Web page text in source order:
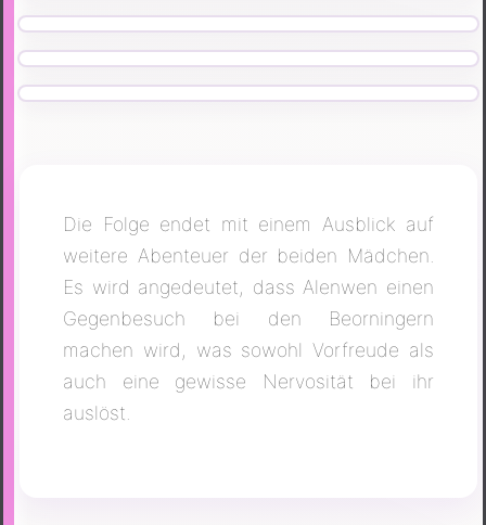
Die Folge endet mit einem Ausblick auf
weitere Abenteuer der beiden Mädchen.
Es wird angedeutet, dass Alenwen einen
Gegenbesuch bei den Beorningern
machen wird, was sowohl Vorfreude als
auch eine gewisse Nervosität bei ihr
auslöst.